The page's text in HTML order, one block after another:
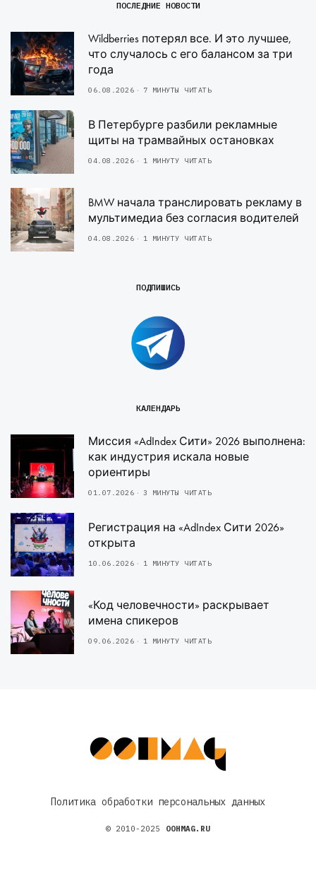
ПОСЛЕДНИЕ НОВОСТИ
Wildberries потерял все. И это лучшее,
что случалось с его балансом за три
года
06.08.2026 7 МИНУТЫ ЧИТАТЬ
В Петербурге разбили рекламные
щиты на трамвайных остановках
04.08.2026 1 МИНУТУ ЧИТАТЬ
BMW начала транслировать рекламу в
мультимедиа без согласия водителей
04.08.2026 1 МИНУТУ ЧИТАТЬ
ПОДПИШИСЬ
КАЛЕНДАРЬ
Миссия «AdIndex Сити» 2026 выполнена:
как индустрия искала новые
ориентиры
01.07.2026 3 МИНУТЫ ЧИТАТЬ
Регистрация на «AdIndex Сити 2026»
открыта
10.06.2026 1 МИНУТУ ЧИТАТЬ
«Код человечности» раскрывает
имена спикеров
09.06.2026 1 МИНУТУ ЧИТАТЬ
Политика обработки персональных данных
© 2010-2025 OOHMAG.RU